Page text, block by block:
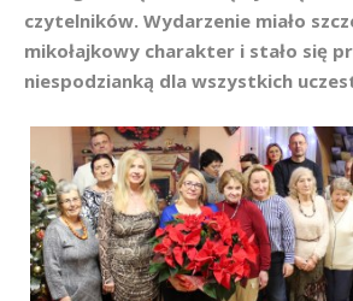
czytelników. Wydarzenie miało
mikołajkowy charakter i stało się
niespodzianką dla wszystkich